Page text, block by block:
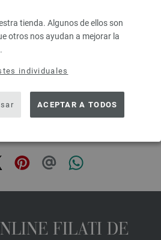
tienda. Algunos de ellos son
otros nos ayudan a mejorar la
individuales
ACEPTAR A TODOS
3,78 €
4,41 $
de envío, Precio base:75,60 € / kg
FILATI DE